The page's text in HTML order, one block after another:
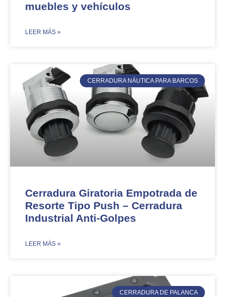
muebles y vehículos
​LEER MÁS »
CERRADURA NÁUTICA PARA BARCOS
Cerradura Giratoria Empotrada de
Resorte Tipo Push – Cerradura
Industrial Anti-Golpes
​LEER MÁS »
CERRADURA DE PALANCA